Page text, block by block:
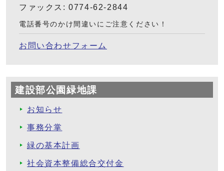
ファックス: 0774-62-2844
電話番号のかけ間違いにご注意ください！
お問い合わせフォーム
建設部公園緑地課
お知らせ
事務分掌
緑の基本計画
社会資本整備総合交付金